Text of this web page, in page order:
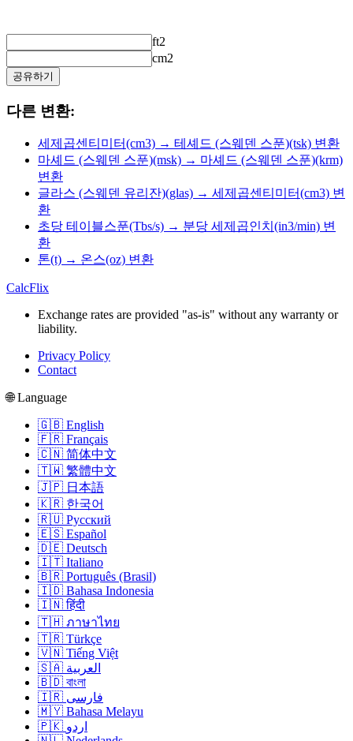
ft2
cm2
공유하기
다른 변환:
세제곱센티미터(cm3) → 테셰드 (스웨덴 스푼)(tsk) 변환
마셰드 (스웨덴 스푼)(msk) → 마셰드 (스웨덴 스푼)(krm)
변환
글라스 (스웨덴 유리잔)(glas) → 세제곱센티미터(cm3) 변
환
초당 테이블스푼(Tbs/s) → 분당 세제곱인치(in3/min) 변
환
톤(t) → 온스(oz) 변환
CalcFlix
Exchange rates are provided "as-is" without any warranty or
liability.
Privacy Policy
Contact
🌐 Language
🇬🇧 English
🇫🇷 Français
🇨🇳 简体中文
🇹🇼 繁體中文
🇯🇵 日本語
🇰🇷 한국어
🇷🇺 Русский
🇪🇸 Español
🇩🇪 Deutsch
🇮🇹 Italiano
🇧🇷 Português (Brasil)
🇮🇩 Bahasa Indonesia
🇮🇳 हिंदी
🇹🇭 ภาษาไทย
🇹🇷 Türkçe
🇻🇳 Tiếng Việt
🇸🇦 العربية
🇧🇩 বাংলা
🇮🇷 فارسی
🇲🇾 Bahasa Melayu
🇵🇰 اردو